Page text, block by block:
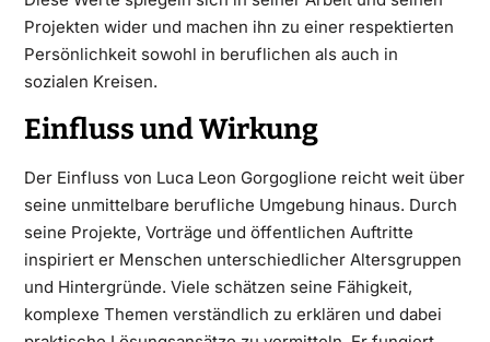
Projekten wider und machen ihn zu einer respektierten
Persönlichkeit sowohl in beruflichen als auch in
sozialen Kreisen.
Einfluss und Wirkung
Der Einfluss von Luca Leon Gorgoglione reicht weit über
seine unmittelbare berufliche Umgebung hinaus. Durch
seine Projekte, Vorträge und öffentlichen Auftritte
inspiriert er Menschen unterschiedlicher Altersgruppen
und Hintergründe. Viele schätzen seine Fähigkeit,
komplexe Themen verständlich zu erklären und dabei